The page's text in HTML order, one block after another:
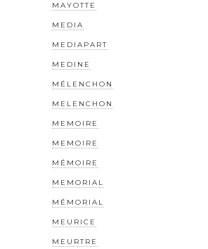
MAYOTTE
MEDIA
MEDIAPART
MEDINE
MÉLENCHON
MELENCHON
MEMOIRE
MEMOIRE
MÉMOIRE
MEMORIAL
MÉMORIAL
MEURICE
MEURTRE